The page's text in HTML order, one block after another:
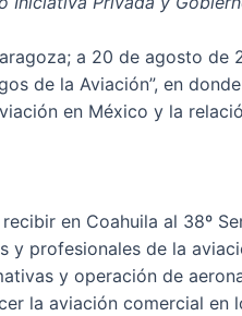
a 20 de agosto de
de la Aviación”, en
en México y la
en Coahuila al 38º
y profesionales de la
y operación de
la aviación comercial en